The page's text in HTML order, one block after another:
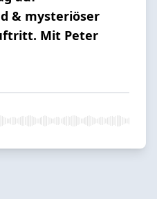
& mysteriöser
Mit Peter